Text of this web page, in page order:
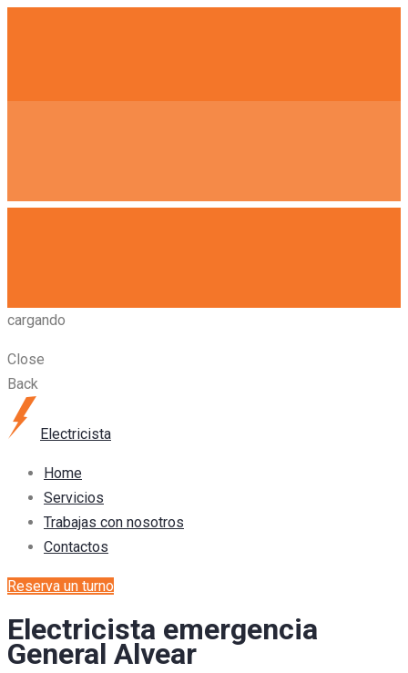
cargando
Close
Back
Electricista
Home
Servicios
Trabajas con nosotros
Contactos
Reserva un turno
Electricista emergencia
General Alvear